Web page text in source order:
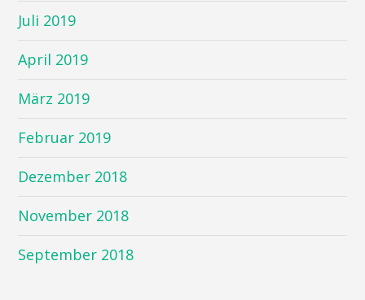
Juli 2019
April 2019
März 2019
Februar 2019
Dezember 2018
November 2018
September 2018